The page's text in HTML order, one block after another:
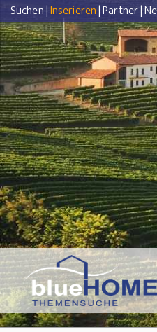
Suchen|Inserieren|Partner|